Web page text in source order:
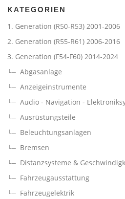
€
KATEGORIEN
1. Generation (R50-R53) 2001-2006
2. Generation (R55-R61) 2006-2016
3. Generation (F54-F60) 2014-2024
Abgasanlage
Anzeigeinstrumente
Audio - Navigation -
Ausrüstungsteile
Beleuchtungsanlagen
Bremsen
Distanzsysteme &
Fahrzeugausstattung
Fahrzeugelektrik